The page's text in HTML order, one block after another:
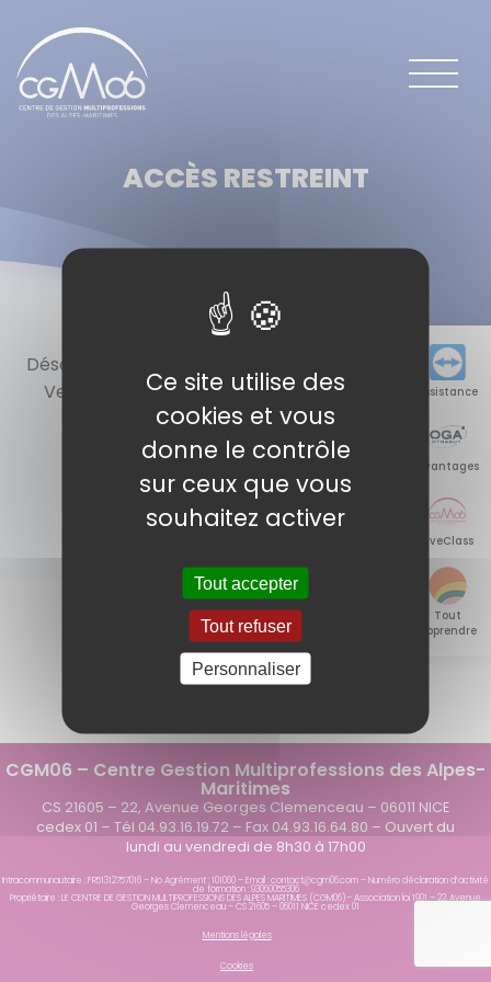
Assistance
Avantages
LiveClass
Tout
apprendre
ACCÈS RESTREINT
Désolé, vous n'êtes pas autorisé à voir ce contenu !
Veuillez vous identifier via le bouton ci-dessous.
CGM06 – Centre Gestion Multiprofessions des Alpes-
Maritimes
CS 21605 – 22, Avenue Georges Clemenceau – 06011 NICE
cedex 01 – Tél 04.93.16.19.72 – Fax 04.93.16.64.80 – Ouvert du
lundi au vendredi de 8h30 à 17h00
Intracommunautaire : FR51312757016 – No Agrément : 101060 – Email : contact@cgm06.com – Numéro déclaration d’activité
de formation : 93060055306
Propriétaire : LE CENTRE DE GESTION MULTIPROFESSIONS DES ALPES MARITIMES (CGM06)– Association loi 1901 – 22, Avenue
Georges Clemenceau – CS 21605 – 06011 NICE cedex 01
Mentions légales
Cookies
Ce site utilise des
cookies et vous
donne le contrôle
sur ceux que vous
souhaitez activer
Tout accepter
Tout refuser
Personnaliser